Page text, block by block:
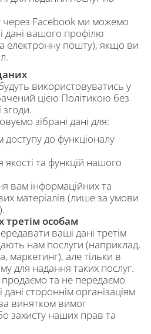
через Facebook ми можемо
дані вашого профілю
електронну пошту), якщо ви
використовуватись у
цією Політикою без
згоди.
зібрані дані для:
до функціоналу
та функцій нашого
вам інформаційних та
матеріалів (лише за умови
особам
ваші дані третім
нам послуги (наприклад,
маркетинг), але тільки в
для надання таких послуг.
та не передаємо
стороннім організаціям
винятком вимог
захисту наших прав та